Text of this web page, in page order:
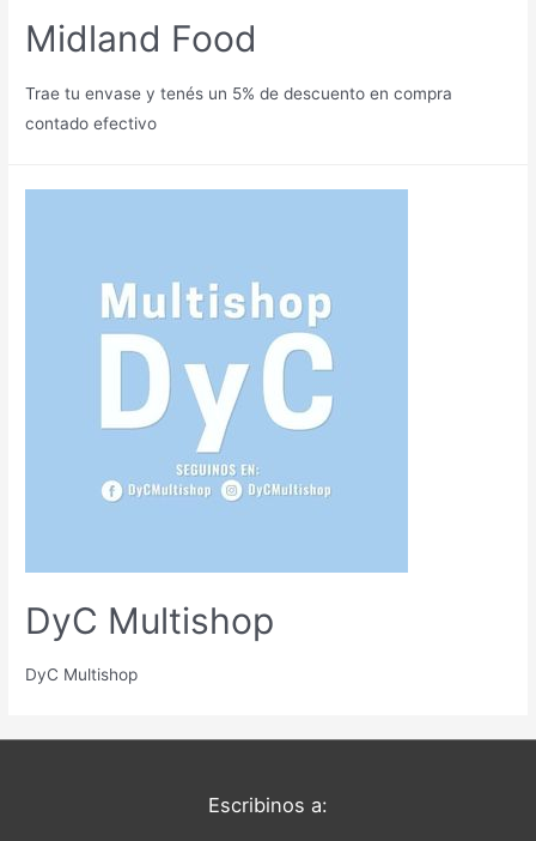
Midland Food
Trae tu envase y tenés un 5% de descuento en compra
contado efectivo
DyC Multishop
DyC Multishop
Escribinos a: